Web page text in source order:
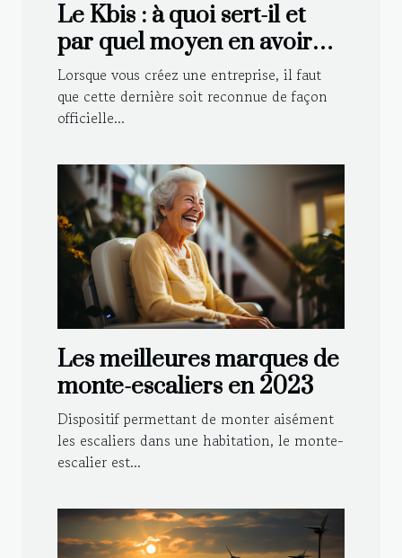
Le Kbis : à quoi sert-il et
par quel moyen en avoir
pour sa société ?
Lorsque vous créez une entreprise, il faut
que cette dernière soit reconnue de façon
officielle...
Les meilleures marques de
monte-escaliers en 2023
Dispositif permettant de monter aisément
les escaliers dans une habitation, le monte-
escalier est...